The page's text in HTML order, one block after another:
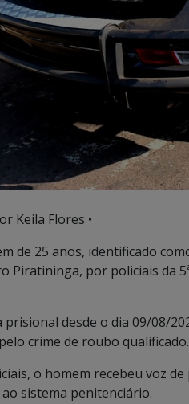
Keila Flores •
de 25 anos, identificado
por policiais da
prisional desde o dia 09/08/
crime de roubo qualificado.
o homem recebeu voz
sistema penitenciário.